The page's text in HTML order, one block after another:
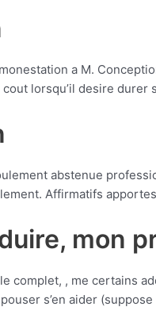
a M.
lorsqu’il desire durer
abstenue
Affirmatifs
mon
complet, , me certains
s’en aider